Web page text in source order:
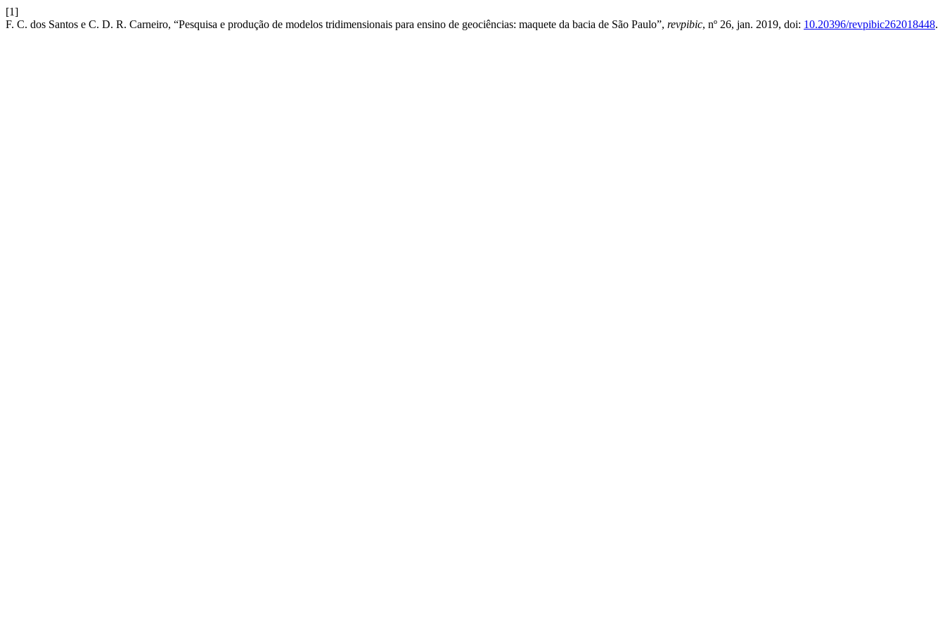
[1]
F. C. dos Santos e C. D. R. Carneiro, “Pesquisa e produção de modelos tridimensionais para ensino de geociências: maquete da bacia de São Paulo”, revpibic, nº 26, jan. 2019, doi: 10.20396/revpibic262018448.